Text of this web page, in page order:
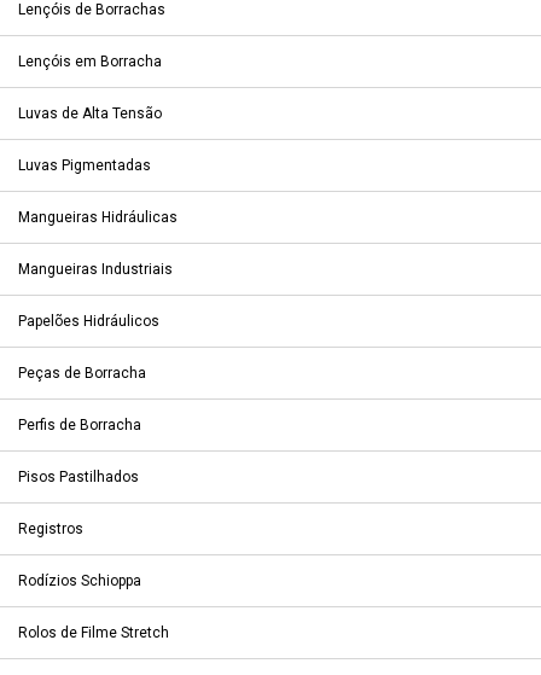
Lençóis de Borrachas
Lençóis em Borracha
Luvas de Alta Tensão
Luvas Pigmentadas
Mangueiras Hidráulicas
Mangueiras Industriais
Papelões Hidráulicos
Peças de Borracha
Perfis de Borracha
Pisos Pastilhados
Registros
Rodízios Schioppa
Rolos de Filme Stretch